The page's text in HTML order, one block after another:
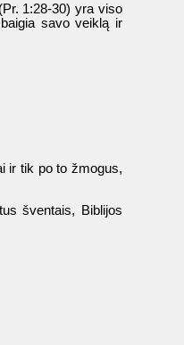
1:28-30) yra viso
baigia savo veiklą ir
ir tik po to žmogus,
šventais, Biblijos